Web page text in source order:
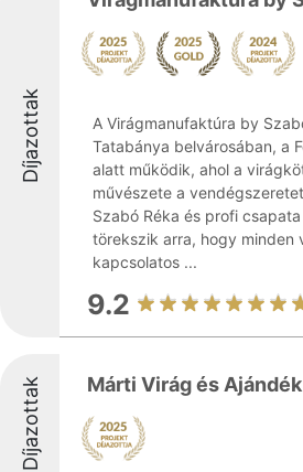
Díjazottak
A Virágmanufaktúra by
Tatabánya belvárosában, a
alatt működik, ahol a
művészete a
Szabó Réka és profi
törekszik arra, hogy minden
kapcsolatos ...
9.2
Díjazottak Márti Virág és